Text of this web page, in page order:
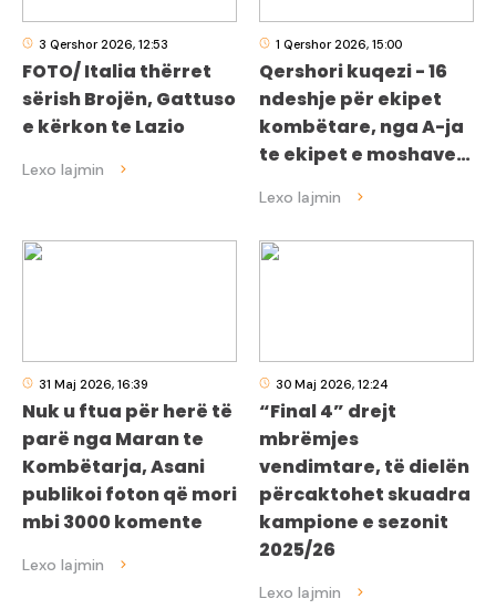
3 Qershor 2026, 12:53
FOTO/ Italia thërret
sërish Brojën, Gattuso
e kërkon te Lazio
1 Qershor 2026, 15:00
Qershori kuqezi - 16
ndeshje për ekipet
kombëtare, nga A-ja
te ekipet e moshave…
31 Maj 2026, 16:39
Nuk u ftua për herë të
parë nga Maran te
Kombëtarja, Asani
publikoi foton që mori
mbi 3000 komente
30 Maj 2026, 12:24
“Final 4” drejt
mbrëmjes
vendimtare, të dielën
përcaktohet skuadra
kampione e sezonit
2025/26